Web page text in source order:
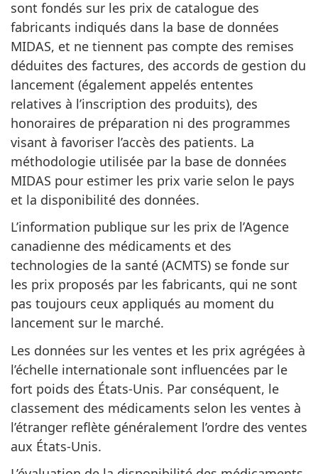
sont fondés sur les prix de catalogue des
fabricants indiqués dans la base de données
MIDAS, et ne tiennent pas compte des remises
déduites des factures, des accords de gestion du
lancement (également appelés ententes
relatives à l’inscription des produits), des
honoraires de préparation ni des programmes
visant à favoriser l’accès des patients. La
méthodologie utilisée par la base de données
MIDAS pour estimer les prix varie selon le pays
et la disponibilité des données.
L’information publique sur les prix de l’Agence
canadienne des médicaments et des
technologies de la santé (ACMTS) se fonde sur
les prix proposés par les fabricants, qui ne sont
pas toujours ceux appliqués au moment du
lancement sur le marché.
Les données sur les ventes et les prix agrégées à
l’échelle internationale sont influencées par le
fort poids des États-Unis. Par conséquent, le
classement des médicaments selon les ventes à
l’étranger reflète généralement l’ordre des ventes
aux États-Unis.